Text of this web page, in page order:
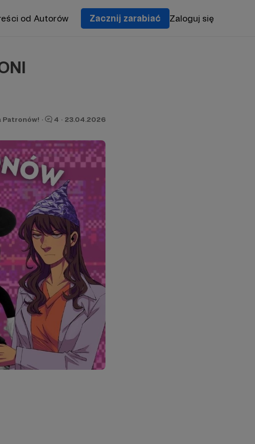
od Autorów Zacznij zarabiać Zaloguj się
Patronów! · 4 · 23.04.2026